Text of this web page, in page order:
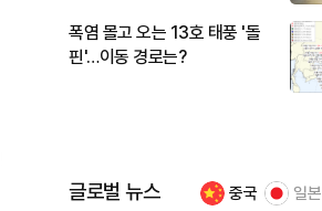
폭염 몰고 오는 13호 태풍 '돌
핀'…이동 경로는?
글로벌 뉴스 중국 일본